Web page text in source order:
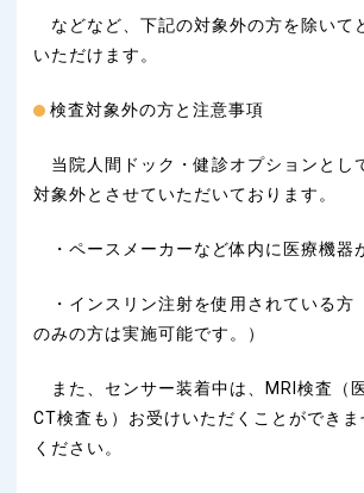
などなど、下記の対象外の方を除いて
いただけます。
検査対象外の方と注意事項
当院人間ドック・健診オプションとし
対象外とさせていただいております。
・ペースメーカーなど体内に医療機器
・インスリン注射を使用されている方
のみの方は実施可能です。）
また、センサー装着中は、MRI検査（
CT検査も）お受けいただくことができ
ください。